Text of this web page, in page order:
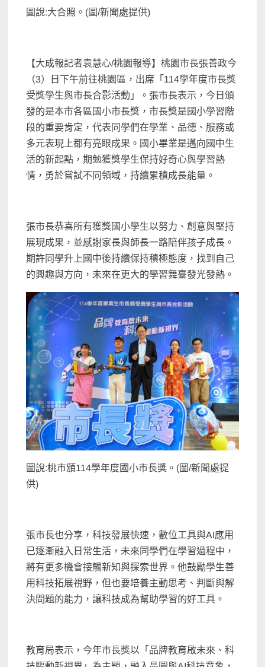
圖說:大合照。(圖/新聞處提供)
【大成報記者袁慧心/桃園報導】桃園市長張善政今
（3）日下午前往桃園區，出席「114學年度市長獎
受獎學生與市長合影活動」。張市長表示，今日頒
發的是本市各區國小市長獎，市長獎是國小學習階
段的重要肯定，代表同學們在學業、品德、服務或
多元表現上都有亮眼成果。國小畢業是邁向國中生
活的新起點，期勉獲獎學生保持好奇心與學習熱
情，勇於嘗試不同領域，持續累積成長能量。
張市長恭喜所有獲獎國小學生以努力、創意與堅持
展現成果，並感謝家長與師長一路陪伴孩子成長。
期許同學升上國中後持續保持積極態度，找到自己
的興趣與方向，未來在更大的學習舞臺發光發熱。
圖說:桃市頒114學年度國小市長獎。(圖/新聞處提
供)
張市長也分享，科技發展快速，數位工具與AI應用
已逐漸融入日常生活，未來同學們在學習過程中，
將有更多機會接觸新知與探索世界。他鼓勵學生善
用科技拓展視野，但也要培養主動思考、判斷與解
決問題的能力，讓科技成為幫助學習的好工具。
教育局表示，今年市長獎以「品牌教育啟未來、科